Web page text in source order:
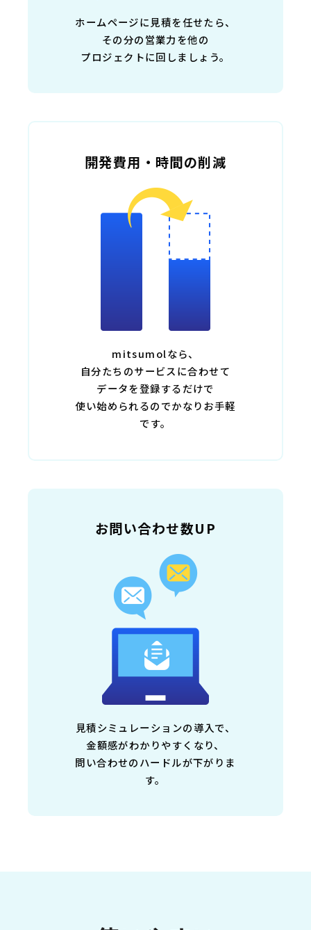
ホームページに見積を任せたら、
その分の営業力を他の
プロジェクトに回しましょう。
開発費用・時間の削減
mitsumolなら、
自分たちのサービスに合わせて
データを登録するだけで
使い始められるのでかなりお手軽
です。
お問い合わせ数UP
見積シミュレーションの導入で、
金額感がわかりやすくなり、
問い合わせのハードルが下がりま
す。